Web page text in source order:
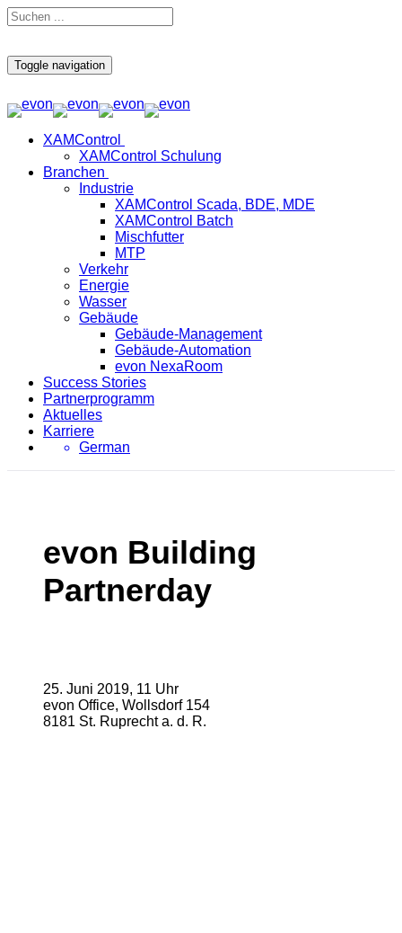
Toggle navigation
XAMControl
XAMControl Schulung
Branchen
Industrie
XAMControl Scada, BDE, MDE
XAMControl Batch
Mischfutter
MTP
Verkehr
Energie
Wasser
Gebäude
Gebäude-Management
Gebäude-Automation
evon NexaRoom
Success Stories
Partnerprogramm
Aktuelles
Karriere
German
evon Building
Partnerday
25. Juni 2019, 11 Uhr
evon Office, Wollsdorf 154
8181 St. Ruprecht a. d. R.